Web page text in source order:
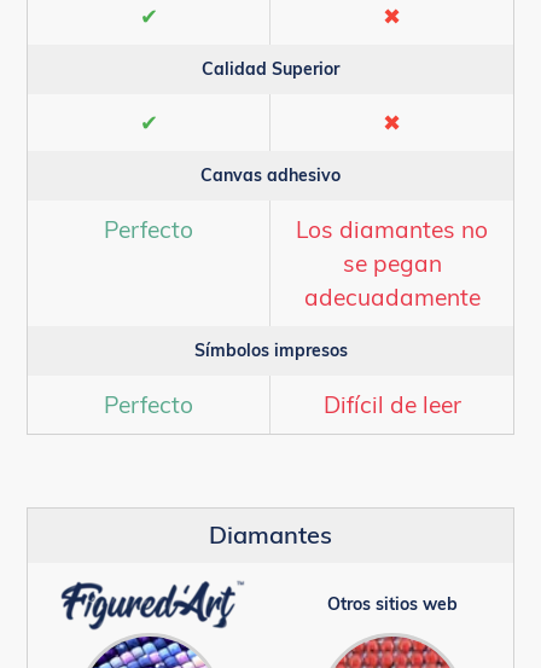
✔ ✖
Calidad Superior
✔ ✖
Canvas adhesivo
Perfecto
Los diamantes no
se pegan
adecuadamente
Símbolos impresos
Perfecto Difícil de leer
Diamantes
Otros sitios web